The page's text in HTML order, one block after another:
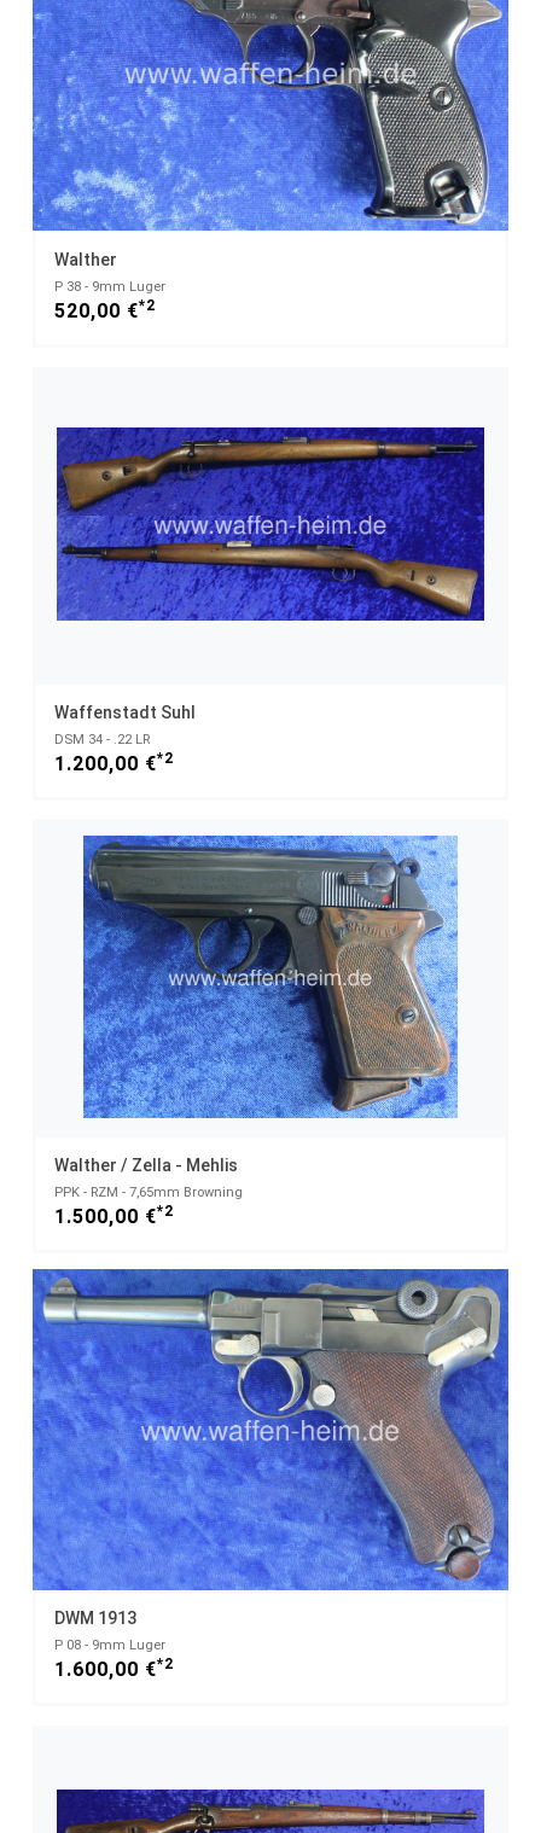
Walther
P 38 - 9mm Luger
520,00 €*2
Waffenstadt Suhl
DSM 34 - .22 LR
1.200,00 €*2
Walther / Zella - Mehlis
PPK - RZM - 7,65mm Browning
1.500,00 €*2
DWM 1913
P 08 - 9mm Luger
1.600,00 €*2